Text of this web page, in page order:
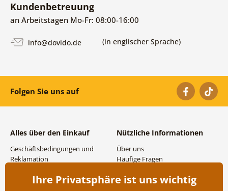
Kundenbetreuung
an Arbeitstagen Mo-Fr: 08:00-16:00
info@dovido.de (in englischer Sprache)
Folgen Sie uns auf
Alles über den Einkauf
Geschäftsbedingungen und
Reklamation
Versand- und
Nützliche Informationen
Über uns
Häufige Fragen
Großhandel und
Ihre Privatsphäre ist uns wichtig